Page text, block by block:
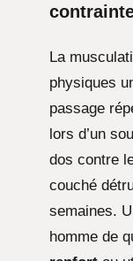
La
physiques
passage
lors d’un
dos contre
couché
semaines.
homme de